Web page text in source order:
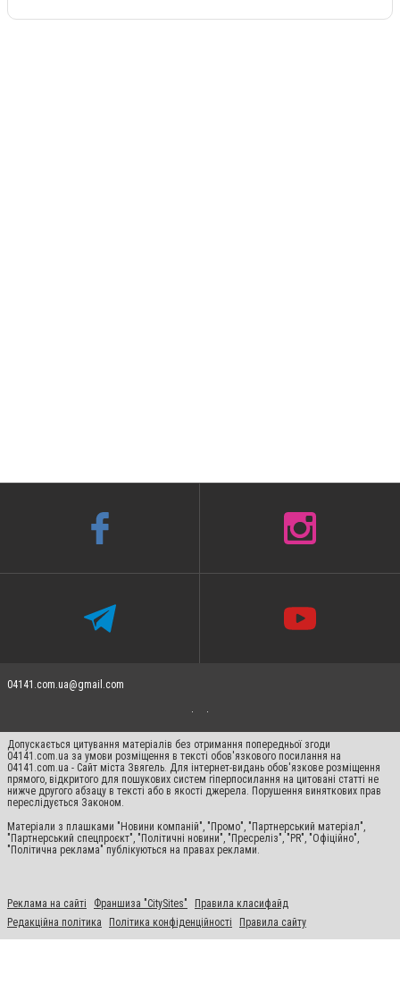
04141.com.ua@gmail.com
Допускається цитування матеріалів без отримання попередньої згоди
04141.com.ua за умови розміщення в тексті обов'язкового посилання на
04141.com.ua - Сайт міста Звягель. Для інтернет-видань обов'язкове розміщення
прямого, відкритого для пошукових систем гіперпосилання на цитовані статті не
нижче другого абзацу в тексті або в якості джерела. Порушення виняткових прав
переслідується Законом.
Матеріали з плашками "Новини компаній", "Промо", "Партнерський матеріал",
"Партнерський спецпроєкт", "Політичні новини", "Пресреліз", "PR", "Офіційно",
"Політична реклама" публікуються на правах реклами.
Реклама на сайті Франшиза "CitySites"
Правила класифайд
Редакційна політика
Політика конфіденційності Правила сайту